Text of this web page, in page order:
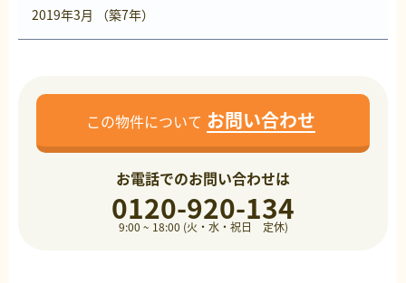
2019年3月 （築7年）
この物件について お問い合わせ
お電話でのお問い合わせは
0120-920-134
9:00 ~ 18:00 (火・水・祝日 定休)